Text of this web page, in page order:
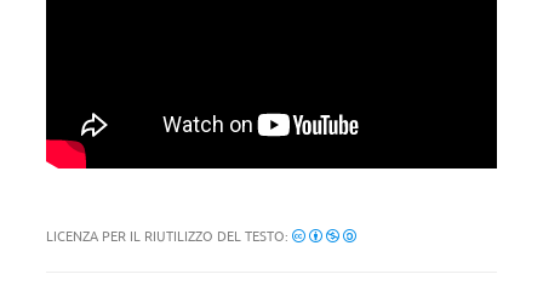
LICENZA PER IL RIUTILIZZO DEL TESTO: